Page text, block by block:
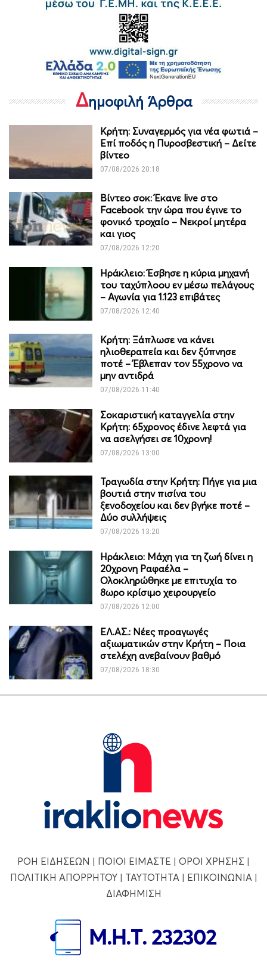
Δημοφιλή Άρθρα
Κρήτη: Συναγερμός για νέα φωτιά –
Επί ποδός η Πυροσβεστική – Δείτε
βίντεο
07/08/2026 20:18
Βίντεο σοκ: Έκανε live στο
Facebook την ώρα που έγινε το
φονικό τροχαίο – Νεκροί μητέρα
και γιος
07/08/2026 12:20
Ηράκλειο: Έσβησε η κύρια μηχανή
του ταχύπλοου εν μέσω πελάγους
– Αγωνία για 1.123 επιβάτες
07/08/2026 12:40
Κρήτη: Ξάπλωσε να κάνει
ηλιοθεραπεία και δεν ξύπνησε
ποτέ – Έβλεπαν τον 55χρονο να
μην αντιδρά
07/08/2026 11:40
Σοκαριστική καταγγελία στην
Κρήτη: 65χρονος έδινε λεφτά για
να ασελγήσει σε 10χρονη!
07/08/2026 13:00
Τραγωδία στην Κρήτη: Πήγε για μια
βουτιά στην πισίνα του
ξενοδοχείου και δεν βγήκε ποτέ –
Δύο συλλήψεις
07/08/2026 13:20
Ηράκλειο: Μάχη για τη ζωή δίνει η
20χρονη Ραφαέλα –
Ολοκληρώθηκε με επιτυχία το
8ωρο κρίσιμο χειρουργείο
07/08/2026 12:00
ΕΛ.ΑΣ.: Νέες προαγωγές
αξιωματικών στην Κρήτη – Ποια
στελέχη ανεβαίνουν βαθμό
07/08/2026 18:30
ΡΟΗ ΕΙΔΗΣΕΩΝ | ΠΟΙΟΙ ΕΙΜΑΣΤΕ | ΟΡΟΙ ΧΡΗΣΗΣ |
ΠΟΛΙΤΙΚΗ ΑΠΟΡΡΗΤΟΥ| ΤΑΥΤΟΤΗΤΑ | ΕΠΙΚΟΙΝΩΝΙΑ |
ΔΙΑΦΗΜΙΣΗ